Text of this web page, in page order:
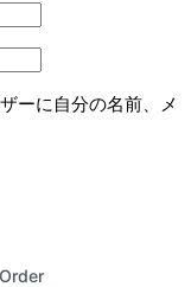
ーに自分の名前、メ